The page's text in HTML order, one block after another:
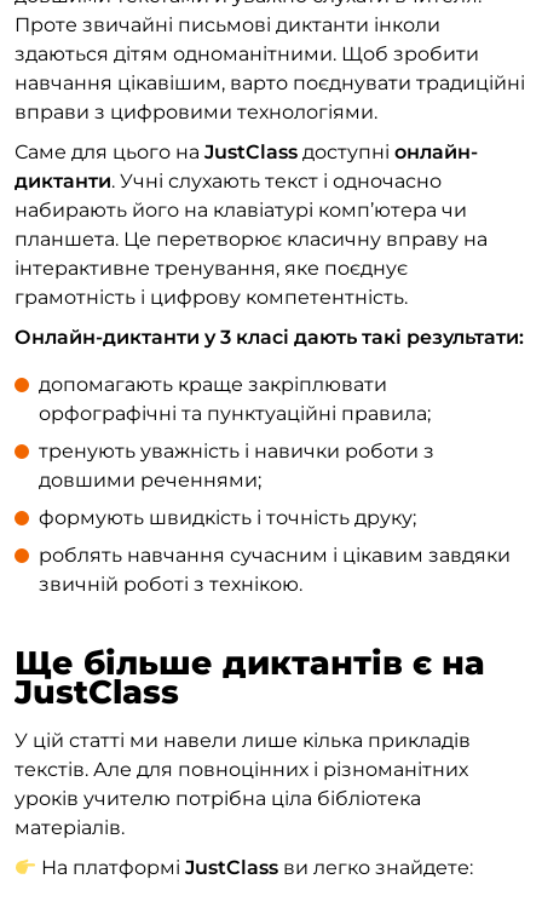
Проте звичайні письмові диктанти інколи
здаються дітям одноманітними. Щоб зробити
навчання цікавішим, варто поєднувати традиційні
вправи з цифровими технологіями.
Саме для цього на JustClass доступні онлайн-
диктанти. Учні слухають текст і одночасно
набирають його на клавіатурі комп’ютера чи
планшета. Це перетворює класичну вправу на
інтерактивне тренування, яке поєднує
грамотність і цифрову компетентність.
Онлайн-диктанти у 3 класі дають такі результати:
допомагають краще закріплювати
орфографічні та пунктуаційні правила;
тренують уважність і навички роботи з
довшими реченнями;
формують швидкість і точність друку;
роблять навчання сучасним і цікавим завдяки
звичній роботі з технікою.
Ще більше диктантів є на
JustClass
У цій статті ми навели лише кілька прикладів
текстів. Але для повноцінних і різноманітних
уроків учителю потрібна ціла бібліотека
матеріалів.
На платформіJustClass ви легко знайдете: